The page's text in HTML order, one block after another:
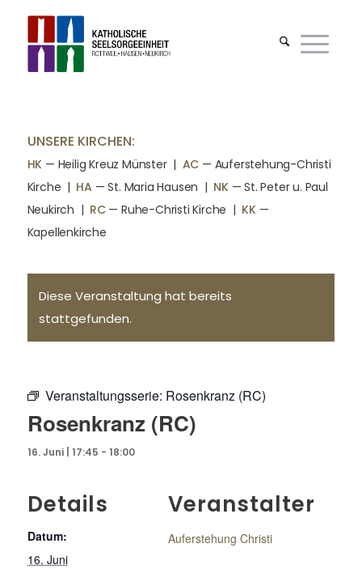
UNSERE KIRCHEN:
HK — Heilig Kreuz Münster | AC — Auferstehung-Christi
Kirche | HA — St. Maria Hausen | NK— St. Peter u. Paul
Neukirch | RC— Ruhe-Christi Kirche | KK—
Kapellenkirche
Diese Veranstaltung hat bereits
stattgefunden.
Veranstaltungsserie: Rosenkranz (RC)
Rosenkranz (RC)
16. Juni | 17:45 - 18:00
Details
Datum:
16. Juni
Veranstalter
Auferstehung Christi